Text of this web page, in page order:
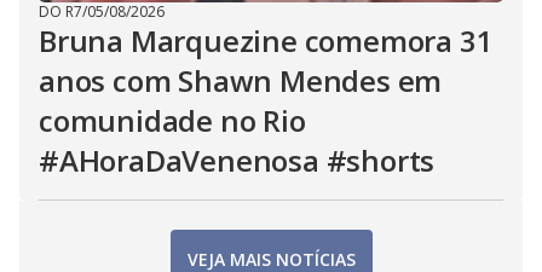
DO R7/05/08/2026
Bruna Marquezine comemora 31
anos com Shawn Mendes em
comunidade no Rio
#AHoraDaVenenosa #shorts
VEJA MAIS NOTÍCIAS